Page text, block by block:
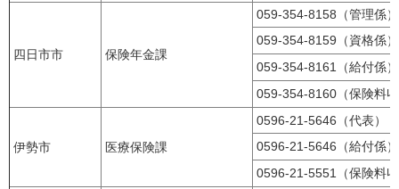
四日市市 保険年金課
059-354-8158（管理係）
059-354-8159（資格係）
059-354-8161（給付係）
059-354-8160（保険料
伊勢市 医療保険課
0596-21-5646（代表）
0596-21-5646（給付係）
0596-21-5551（保険料